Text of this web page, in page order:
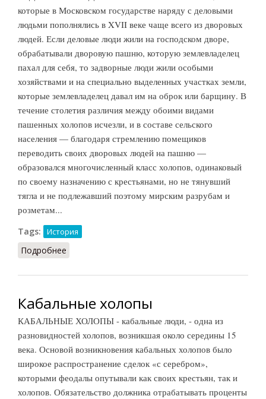
которые в Московском государстве наряду с деловыми
людьми пополнялись в XVII веке чаще всего из дворовых
людей. Если деловые люди жили на господском дворе,
обрабатывали дворовую пашню, которую землевладелец
пахал для себя, то задворные люди жили особыми
хозяйствами и на специально выделенных участках земли,
которые землевладелец давал им на оброк или барщину. В
течение столетия различия между обоими видами
пашенных холопов исчезли, и в составе сельского
населения — благодаря стремлению помещиков
переводить своих дворовых людей на пашню —
образовался многочисленный класс холопов, одинаковый
по своему назначению с крестьянами, но не тянувший
тягла и не подлежавший поэтому мирским разрубам и
розметам...
Tags: История
Подробнее
Кабальные холопы
КАБАЛЬНЫЕ ХОЛОПЫ - кабальные люди, - одна из
разновидностей холопов, возникшая около середины 15
века. Основой возникновения кабальных холопов было
широкое распространение сделок «с серебром»,
которыми феодалы опутывали как своих крестьян, так и
холопов. Обязательство должника отрабатывать проценты